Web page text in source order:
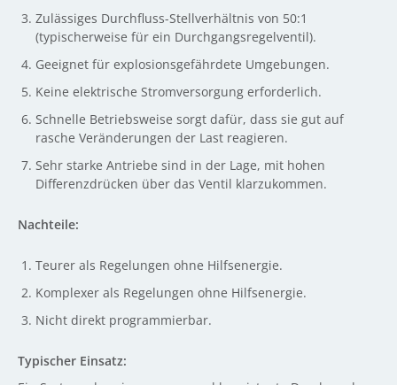
Zulässiges Durchfluss-Stellverhältnis von 50:1
(typischerweise für ein Durchgangsregelventil).
Geeignet für explosionsgefährdete Umgebungen.
Keine elektrische Stromversorgung erforderlich.
Schnelle Betriebsweise sorgt dafür, dass sie gut auf
rasche Veränderungen der Last reagieren.
Sehr starke Antriebe sind in der Lage, mit hohen
Differenzdrücken über das Ventil klarzukommen.
Nachteile:
Teurer als Regelungen ohne Hilfsenergie.
Komplexer als Regelungen ohne Hilfsenergie.
Nicht direkt programmierbar.
Typischer Einsatz: